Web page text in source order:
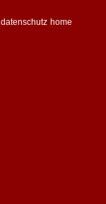
datenschutz home